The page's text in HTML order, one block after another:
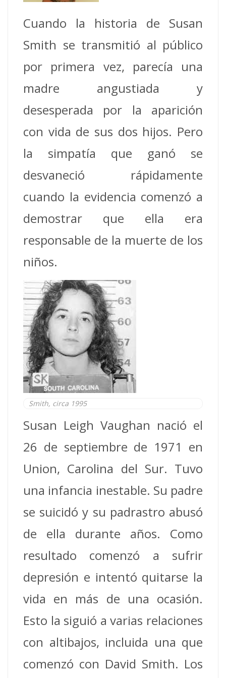
Cuando la historia de Susan
Smith se transmitió al público
por primera vez, parecía una
madre angustiada y
desesperada por la aparición
con vida de sus dos hijos. Pero
la simpatía que ganó se
desvaneció rápidamente
cuando la evidencia comenzó a
demostrar que ella era
responsable de la muerte de los
niños.
Smith, circa 1995
Susan Leigh Vaughan nació el
26 de septiembre de 1971 en
Union, Carolina del Sur. Tuvo
una infancia inestable. Su padre
se suicidó y su padrastro abusó
de ella durante años. Como
resultado comenzó a sufrir
depresión e intentó quitarse la
vida en más de una ocasión.
Esto la siguió a varias relaciones
con altibajos, incluida una que
comenzó con David Smith. Los